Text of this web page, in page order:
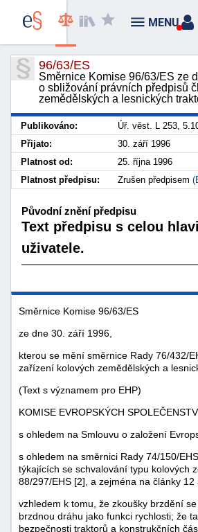
96/63/ES
Směrnice Komise 96/63/ES ze
o sbližování právních předpisů
zemědělských a lesnických
Publikováno:
Úř. věst. L 253,
Přijato:
30. září 1996
Platnost od:
25. října 1996
Platnost předpisu:
Zrušen předpisem
Původní znění předpisu
Text předpisu s celou
uživatele.
Směrnice Komise 96/63/ES
ze dne 30. září 1996,
kterou se mění směrnice Rady 76/432/
zařízení kolových zemědělských a
(Text s významem pro EHP)
KOMISE EVROPSKÝCH
s ohledem na Smlouvu o založení
s ohledem na směrnici Rady 74/150/
týkajících se schvalování typu kolových
88/297/EHS [2], a zejména na články 12
vzhledem k tomu, že zkoušky brzdění
brzdnou dráhu jako funkci rychlosti; že
bezpečnosti traktorů a konstrukčních
MENU